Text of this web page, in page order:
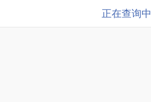
正在查询中